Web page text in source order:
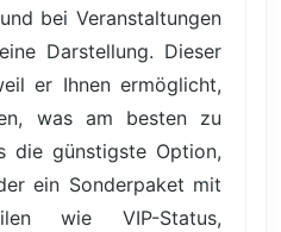
bei Veranstaltungen
Darstellung. Dieser
er Ihnen ermöglicht,
was am besten zu
die günstigste Option,
ein Sonderpaket mit
wie VIP-Status,